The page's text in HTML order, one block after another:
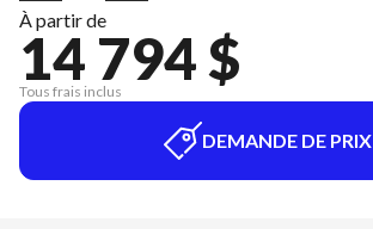
À partir de
14 794 $
Tous frais inclus
DEMANDE DE PRIX